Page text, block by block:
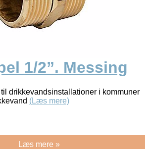
1/2”. Messing
drikkevandsinstallationer i kommuner
(Læs mere)
Læs mere »